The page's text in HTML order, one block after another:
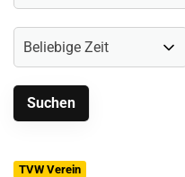
TVW Verein